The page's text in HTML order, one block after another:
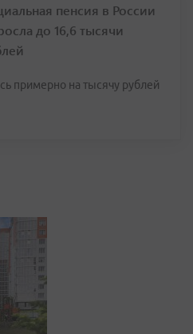
пенсия в России
до 16,6 тысячи
примерно на тысячу рублей